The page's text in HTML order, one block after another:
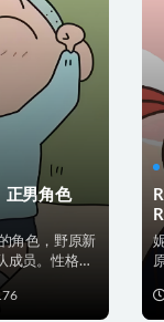
正男角色
角色，野原新
成员。性格方